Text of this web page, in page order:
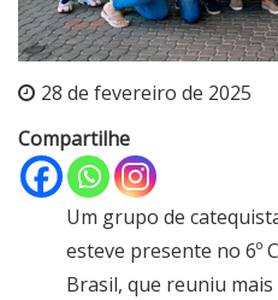
28 de fevereiro de 2025
Compartilhe
Um grupo de
esteve presente no 6º
Brasil, que reuniu